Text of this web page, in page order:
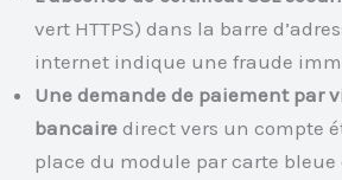
vert HTTPS) dans la barre
internet indique une fraude
Une demande de paiement par
bancaire direct vers un compte
place du module par carte bleue